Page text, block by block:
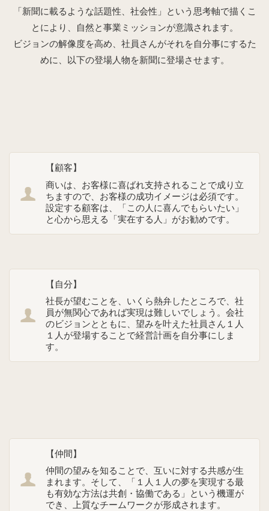
「新聞に載るような話題性、社会性」という思考軸で描くこ
とにより、自然と事業ミッションが意識されます。
ビジョンの解像度を高め、社員さんがそれを自分事にするた
めに、以下の登場人物を新聞に登場させます。
【顧客】
商いは、お客様に喜ばれ支持されることで成り立
ちますので、お客様の成功イメージは必須です。
設定する顧客は、「この人に喜んでもらいたい」
と心から思える「実在する人」がお勧めです。
【自分】
社長が望むことを、いくら熱弁したところで、社
員が無関心であれば実現は難しいでしょう。会社
のビジョンとともに、望みを叶えた社員さん１人
１人が登場することで経営計画を自分事にしま
す。
【仲間】
仲間の望みを知ることで、互いに対する共感が生
まれます。そして、「１人１人の夢を実現する最
も有効な方法は共創・協働である」という機運が
でき、上質なチームワークが形成されます。